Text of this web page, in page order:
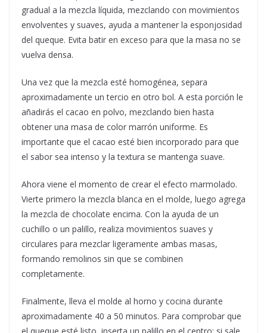
gradual a la mezcla líquida, mezclando con movimientos
envolventes y suaves, ayuda a mantener la esponjosidad
del queque. Evita batir en exceso para que la masa no se
vuelva densa.
Una vez que la mezcla esté homogénea, separa
aproximadamente un tercio en otro bol. A esta porción le
añadirás el cacao en polvo, mezclando bien hasta
obtener una masa de color marrón uniforme. Es
importante que el cacao esté bien incorporado para que
el sabor sea intenso y la textura se mantenga suave.
Ahora viene el momento de crear el efecto marmolado.
Vierte primero la mezcla blanca en el molde, luego agrega
la mezcla de chocolate encima. Con la ayuda de un
cuchillo o un palillo, realiza movimientos suaves y
circulares para mezclar ligeramente ambas masas,
formando remolinos sin que se combinen
completamente.
Finalmente, lleva el molde al horno y cocina durante
aproximadamente 40 a 50 minutos. Para comprobar que